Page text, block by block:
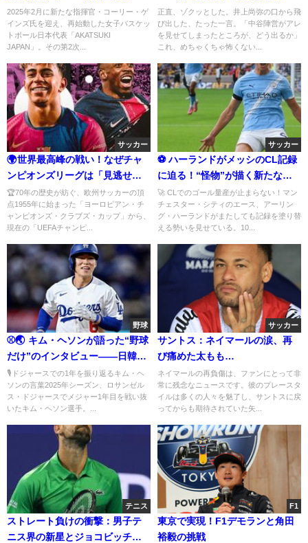
戦相手はどこ？
2025年2月に新たな指揮官・コーリー・ゲ
インズ氏を迎え、再始動した女子バスケッ
トボール日本代表「AKATSUKI
JAPAN」。その第2次...
5・2東京ドーム決戦 🥊✨
正直、ゾクッとした。井上尚弥の口から飛
び出した、たった一言。「中谷陣営がアレ
を見せてしまったところが、どう出るか」
これ、めちゃくちゃ怖くない...
サッカー
🌍世界最高峰の戦い！なぜチャ
ンピオンズリーグは「見逃せな
い」のか？
🏆70年の歴史が紡ぐ、欧州サッカーの頂
点1955年に始まった「ヨーロピアン・チ
ャンピオンズ・クラブズ・カップ」から、
現在の「UEFAチャンピ...
サッカー
⚽️ ハーランドがメッシのCL記録
に迫る！“怪物”が描く新たな歴
史のページ 🏆🔥
🚀 CLでのゴール量産が止まらない！マン
チェスター・シティのエース、アーリン
グ・ハーランドがまたしても記録を塗り替
える勢いを見せている。10...
野球
⚾🌏 キム・ヘソンが語った“野球
だけ”のインタビュー――日韓フ
ァンの温度差が浮き彫りに
🎙️ドジャースでの1年を振り返るキム・ヘ
ソンの言葉2025年シーズン、ロサンゼル
ス・ドジャースでメジャー1年目を戦い抜
いたキム・ヘソン選手。...
サッカー
サントス：ネイマールの涙、再
び痛めた太もも…
ネイマールの再負傷は、ファンにとって非
常に残念なニュースです。彼のプレースタ
イルは多くの人々を魅了し、サントスに戻
ってからも期待されていた矢...
テニス
ストレート負けの衝撃：男子テ
ニス界の新星とジョコビッチの
F1
東京で実現！F1デモランと角田
裕毅の挑戦